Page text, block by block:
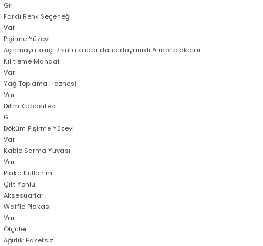
Gri
Farklı Renk Seçeneği
Var
Pişirme Yüzeyi
Aşınmaya karşı 7 kata kadar daha dayanıklı Armor plakalar
Kilitleme Mandalı
Var
Yağ Toplama Haznesi
Var
Dilim Kapasitesi
6
Döküm Pişirme Yüzeyi
Var
Kablo Sarma Yuvası
Var
Plaka Kullanımı
Çift Yönlü
Aksesuarlar
Waffle Plakası
Var
Ölçüler
Ağırlık: Paketsiz